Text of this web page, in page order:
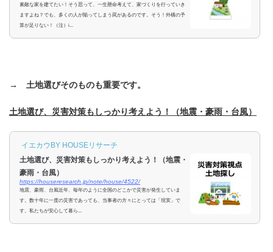
素敵な家を建てたい！そう思って、一生懸命考えて、家づくりを行っていき
ますよね？でも、多くの人が陥ってしまう罠があるのです。そう！外構の予
算が足りない！（泣）i...
→ 土地選びそのものも重要です。
土地選び、災害対策もしっかり考えよう！（地震・豪雨・台風）
イエカウBY HOUSEリサーチ
土地選び、災害対策もしっかり考えよう！（地震・
豪雨・台風）
https://houseresearch.jp/note/house/4522/
地震、豪雨、台風近年、毎年のように全国のどこかで災害が発生していま
す。数十年に一度の災害であっても、当事者の方々にとっては「現実」で
す。私たちが安心して暮ら...